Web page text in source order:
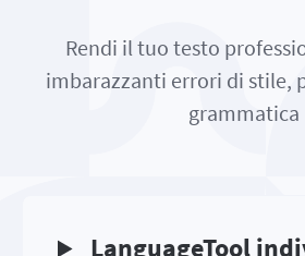
Rendi il tuo testo
imbarazzanti errori di stile,
grammatica
LanguageTool